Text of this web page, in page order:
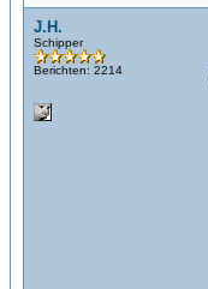
J.H.
Schipper
Berichten: 2214